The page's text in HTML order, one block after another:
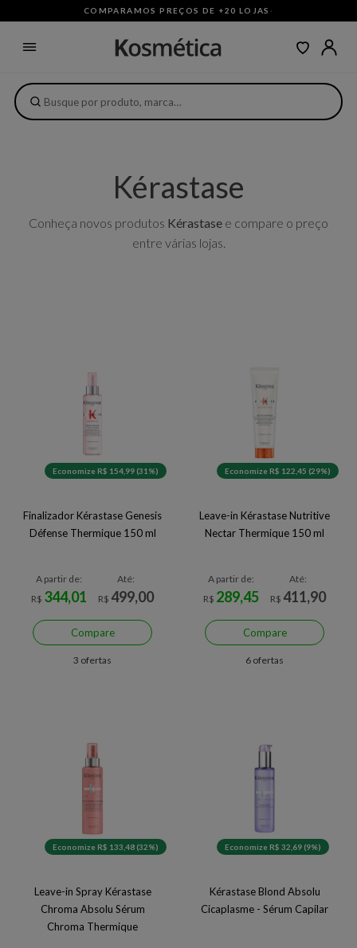
COMPARAMOS PREÇOS DE +20 LOJAS ·
Kérastase
Conheça novos produtos Kérastase e compare o preço
entre várias lojas.
Economize R$ 154,99 (31%)
Finalizador Kérastase Genesis
Défense Thermique 150 ml
A partir de:
R$ 344,01
Até:
R$ 499,00
Compare
3 ofertas
Economize R$ 122,45 (29%)
Leave-in Kérastase Nutritive
Nectar Thermique 150 ml
A partir de:
R$ 289,45
Até:
R$ 411,90
Compare
6 ofertas
Economize R$ 133,48 (32%)
Leave-in Spray Kérastase
Chroma Absolu Sérum
Chroma Thermique
Economize R$ 32,69 (9%)
Kérastase Blond Absolu
Cicaplasme - Sérum Capilar